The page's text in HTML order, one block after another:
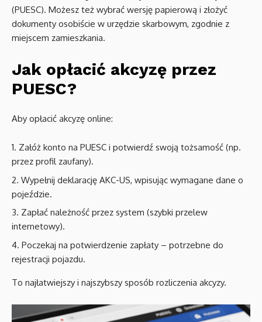
(PUESC). Możesz też wybrać wersję papierową i złożyć
dokumenty osobiście w urzędzie skarbowym, zgodnie z
miejscem zamieszkania.
Jak opłacić akcyzę przez
PUESC?
Aby opłacić akcyzę online:
Załóż konto na PUESC i potwierdź swoją tożsamość (np.
przez profil zaufany).
Wypełnij deklarację AKC-US, wpisując wymagane dane o
pojeździe.
Zapłać należność przez system (szybki przelew
internetowy).
Poczekaj na potwierdzenie zapłaty – potrzebne do
rejestracji pojazdu.
To najłatwiejszy i najszybszy sposób rozliczenia akcyzy.